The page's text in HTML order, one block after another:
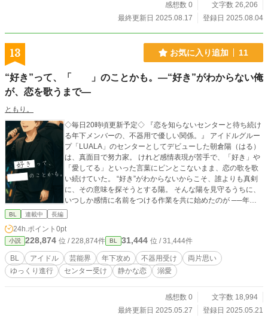
感想数 0
文字数 26,206
最終更新日 2025.08.17
登録日 2025.08.04
13 お気に入り追加 11
“好き”って、「 」のことかも。―“好き”がわからない俺
が、恋を歌うまで―
ともり。
◇毎日20時頃更新予定◇ 『恋を知らないセンターと待ち続け
る年下メンバーの、不器用で優しい関係。』 アイドルグルー
プ「LUALA」のセンターとしてデビューした朝倉陽（はる）
は、真面目で努力家。 けれど感情表現が苦手で、「好き」や
「愛してる」といった言葉にピンとこないまま、恋の歌を歌
い続けていた。 “好き”がわからないからこそ、誰よりも真剣
に、その意味を探そうとする陽。 そんな陽を見守るうちに、
いつしか感情に名前をつける作業を共に始めたのが ──年下
メンバーの篠原悠人（しの）だった。 合宿、MV撮影、ライ
は少しずつ変わっていく。 感情を“ノート”に閉じ込めてきた
陽と、言葉を信じて見守り続けるしの。 「恋」や「好き」と
いうフレーズを使わなくても、たしかにそこにあった優しい
感情。 それが、やがて「歌詞」として、そして「関係」とし
て、かたちをもちはじめる。 ──“好き”がわからないまま、恋
た、言葉と音楽と恋の青春BL。 ふたりだけのテンポで、恋は
BL 連載中 長編
24h.ポイント 0pt
小説 228,874 位 / 228,874件 BL 31,444 位 / 31,444件
BL アイドル 芸能界 年下攻め 不器用受け
両片思い
ゆっくり進行
センター受け 静かな恋 溺愛
感想数 0
文字数 18,994
最終更新日 2025.05.27
登録日 2025.05.21